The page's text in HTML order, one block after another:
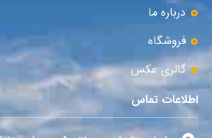
درباره ما
فروشگاه
گالری عکس
اطلاعات تماس